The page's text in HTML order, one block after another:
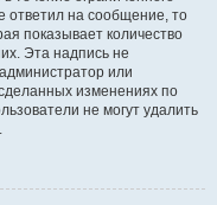
ответил на сообщение, то
показывает количество
Эта надпись не
или
изменениях по
не могут удалить